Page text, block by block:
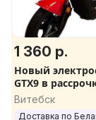
Двигатель:
До 250W (без
Батарея:
До 48v 20ah
Максимальная
До 25 (без
1 360 р.
Новый
GTX9 в
бесплатной
РБ. Права не
Витебск
Доставка по